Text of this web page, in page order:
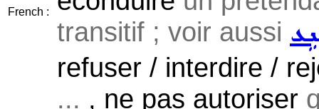
French :
transitif ; voir aussi
refuser / interdire /
... , ne pas autoriser